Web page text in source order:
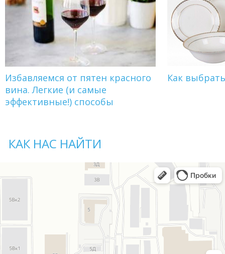
Избавляемся от пятен красного
вина. Легкие (и самые
эффективные!) способы
Как
КАК НАС НАЙТИ